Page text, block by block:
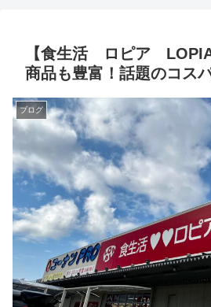
【食生活 ロピア
商品も豊富！話題のコス
ブログ